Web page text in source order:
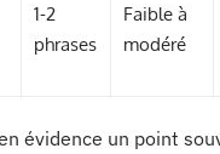
1-2
phrases
Faible à
modéré
évidence un point